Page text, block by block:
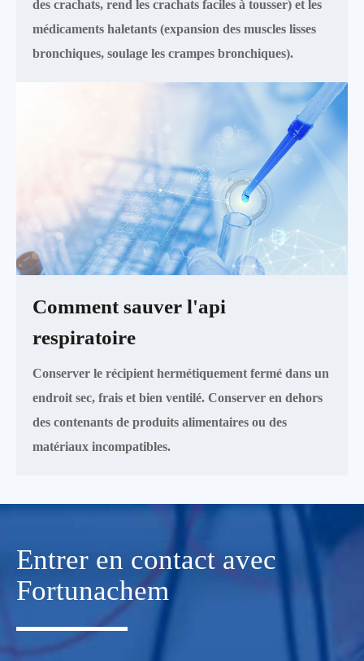
des crachats, rend les crachats faciles à tousser) et les
médicaments haletants (expansion des muscles lisses
bronchiques, soulage les crampes bronchiques).
Comment sauver l'api
respiratoire
Conserver le récipient hermétiquement fermé dans un
endroit sec, frais et bien ventilé. Conserver en dehors
des contenants de produits alimentaires ou des
matériaux incompatibles.
Entrer en contact avec
Fortunachem